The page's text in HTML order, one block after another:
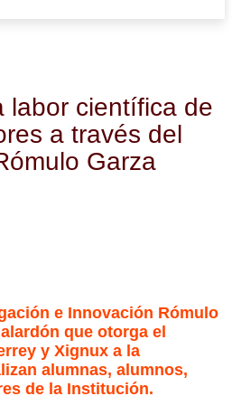
labor científica de
a través del
Garza
e Innovación Rómulo
que otorga el
y Xignux a la
alumnas, alumnos,
de la Institución.